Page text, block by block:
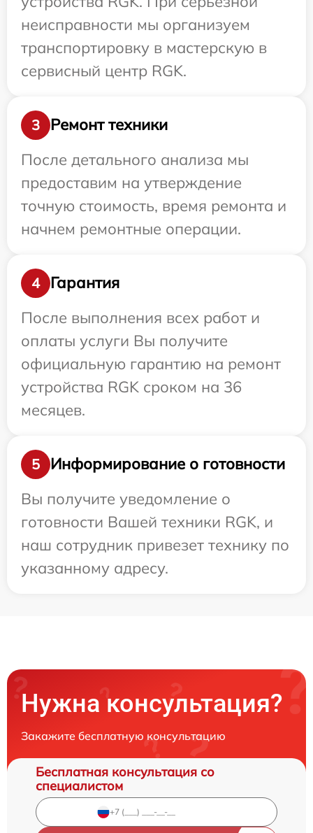
неисправности мы организуем
транспортировку в мастерскую в
сервисный центр RGK.
3
Ремонт техники
После детального анализа мы
предоставим на утверждение
точную стоимость, время ремонта и
начнем ремонтные операции.
4
Гарантия
После выполнения всех работ и
оплаты услуги Вы получите
официальную гарантию на ремонт
устройства RGK сроком на 36
месяцев.
5
Информирование о готовности
Вы получите уведомление о
готовности Вашей техники RGK, и
наш сотрудник привезет технику по
указанному адресу.
Нужна консультация?
Закажите бесплатную консультацию
Бесплатная консультация со
специалистом